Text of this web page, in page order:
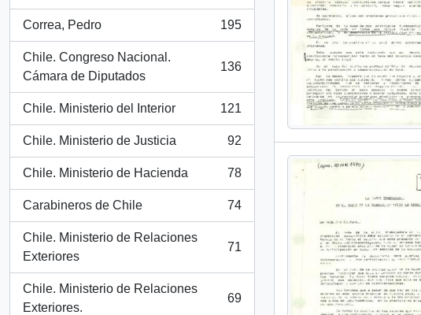
Correa, Pedro
, 195 resultados
195
Chile. Congreso Nacional.
Cámara de Diputados
, 136 resultados
136
Chile. Ministerio del Interior
, 121 resultados
121
Chile. Ministerio de Justicia
, 92 resultados
92
Chile. Ministerio de Hacienda
, 78 resultados
78
Carabineros de Chile
, 74 resultados
74
Chile. Ministerio de Relaciones
Exteriores
, 71 resultados
71
Chile. Ministerio de Relaciones
Exteriores.
, 69 resultados
69